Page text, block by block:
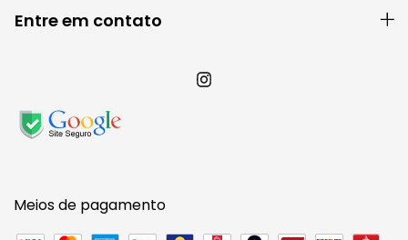
Entre em contato
Meios de pagamento